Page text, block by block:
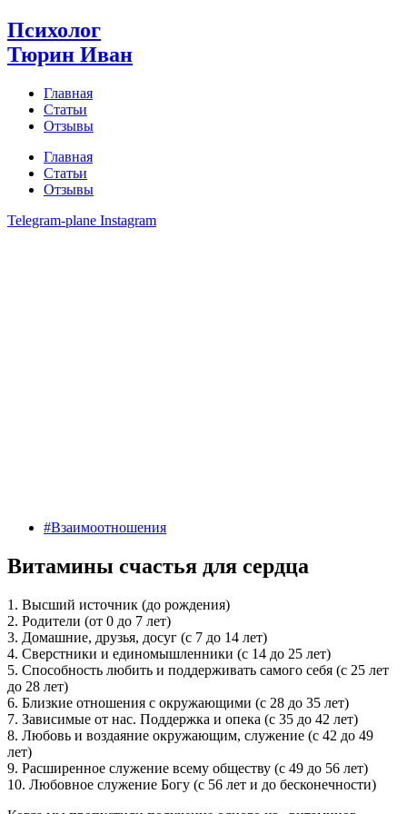
Перейти
к
содержимому
Психолог
Тюрин Иван
Главная
Статьи
Отзывы
Главная
Статьи
Отзывы
Telegram-plane Instagram
#Взаимоотношения
Витамины счастья для сердца
1. Высший источник (до рождения)
2. Родители (от 0 до 7 лет)
3. Домашние, друзья, досуг (с 7 до 14 лет)
4. Сверстники и единомышленники (с 14 до 25 лет)
5. Способность любить и поддерживать самого себя (с 25 лет
до 28 лет)
6. Близкие отношения с окружающими (с 28 до 35 лет)
7. Зависимые от нас. Поддержка и опека (с 35 до 42 лет)
8. Любовь и воздаяние окружающим, служение (с 42 до 49
лет)
9. Расширенное служение всему обществу (с 49 до 56 лет)
10. Любовное служение Богу (с 56 лет и до бесконечности)